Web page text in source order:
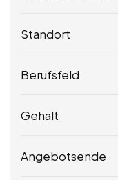
Standort
Berufsfeld
Gehalt
Angebotsende